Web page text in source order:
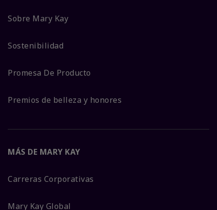
Sobre Mary Kay
Sostenibilidad
Promesa De Producto
Premios de belleza y honores
MÁS DE MARY KAY
Carreras Corporativas
Mary Kay Global